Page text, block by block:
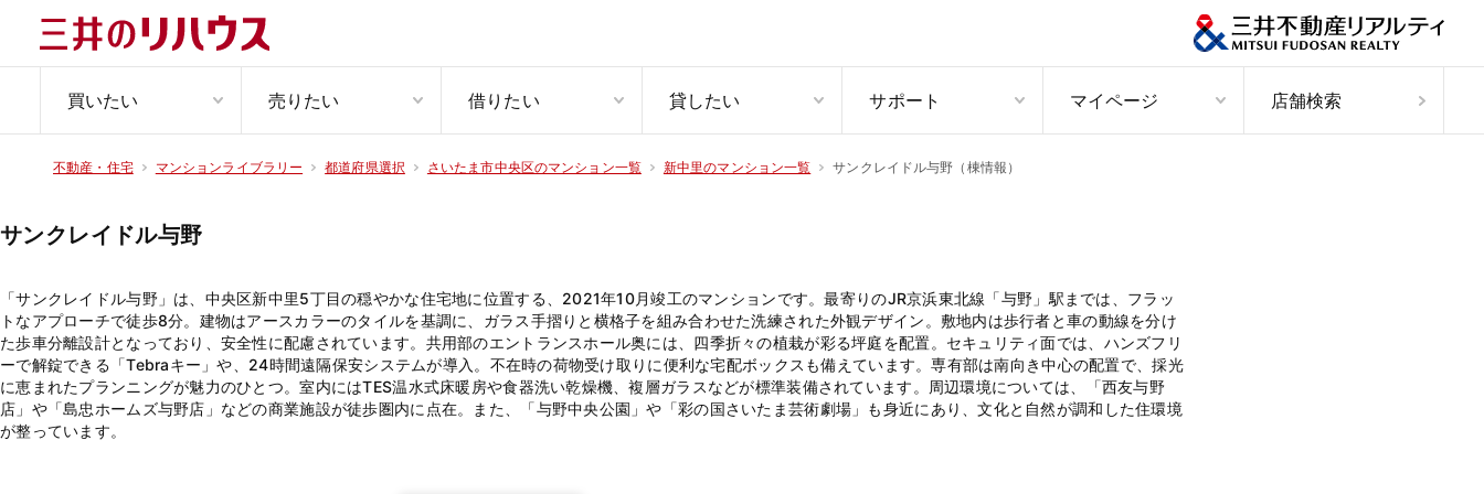
買いたい 売りたい 借りたい 貸したい サポート マイページ 店舗検索
不動産・住宅 マンションライブラリー 都道府県選択 さいたま市中央区のマンション一覧 新中里のマンション一覧 サンクレイドル与野（棟情報）
サンクレイドル与野
「サンクレイドル与野」は、中央区新中里5丁目の穏やかな住宅地に位置する、2021年10月竣工のマンションです。最寄りのJR京浜東北線「与野」駅までは、フラッ
トなアプローチで徒歩8分。建物はアースカラーのタイルを基調に、ガラス手摺りと横格子を組み合わせた洗練された外観デザイン。敷地内は歩行者と車の動線を分け
た歩車分離設計となっており、安全性に配慮されています。共用部のエントランスホール奥には、四季折々の植栽が彩る坪庭を配置。セキュリティ面では、ハンズフリ
ーで解錠できる「Tebraキー」や、24時間遠隔保安システムが導入。不在時の荷物受け取りに便利な宅配ボックスも備えています。専有部は南向き中心の配置で、採光
に恵まれたプランニングが魅力のひとつ。室内にはTES温水式床暖房や食器洗い乾燥機、複層ガラスなどが標準装備されています。周辺環境については、「西友与野
店」や「島忠ホームズ与野店」などの商業施設が徒歩圏内に点在。また、「与野中央公園」や「彩の国さいたま芸術劇場」も身近にあり、文化と自然が調和した住環境
が整っています。